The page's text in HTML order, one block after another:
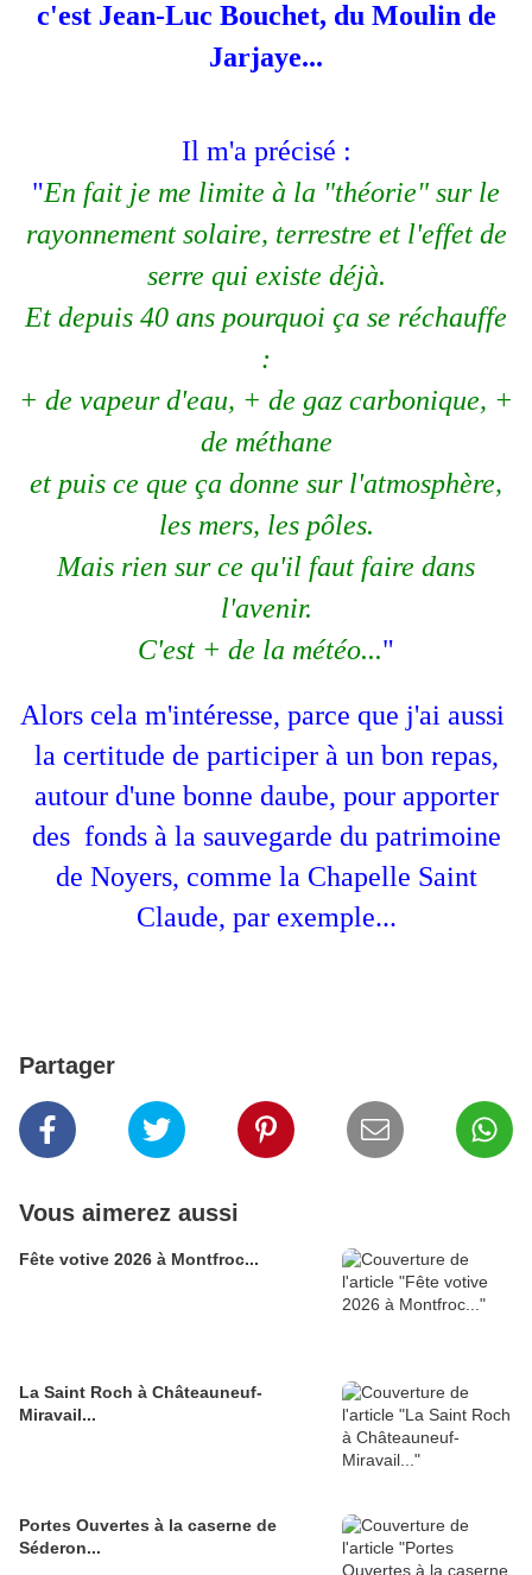
c'est Jean-Luc Bouchet, du Moulin de
Jarjaye...
Il m'a précisé :
"En fait je me limite à la "théorie" sur le
rayonnement solaire, terrestre et l'effet de
serre qui existe déjà.
Et depuis 40 ans pourquoi ça se réchauffe
:
+ de vapeur d'eau, + de gaz carbonique, +
de méthane
et puis ce que ça donne sur l'atmosphère,
les mers, les pôles.
Mais rien sur ce qu'il faut faire dans
l'avenir.
C'est + de la météo..."
Alors cela m'intéresse, parce que j'ai aussi
la certitude de participer à un bon repas,
autour d'une bonne daube, pour apporter
des fonds à la sauvegarde du patrimoine
de Noyers, comme la Chapelle Saint
Claude, par exemple...
Partager
Vous aimerez aussi
Fête votive 2026 à Montfroc...
La Saint Roch à Châteauneuf-
Miravail...
Portes Ouvertes à la caserne de
Séderon...